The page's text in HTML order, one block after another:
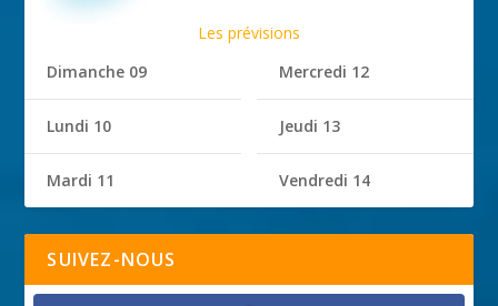
Les prévisions
Dimanche 09
Lundi 10
Mardi 11
Mercredi 12
Jeudi 13
Vendredi 14
SUIVEZ-NOUS